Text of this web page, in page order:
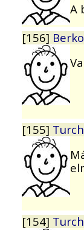
A
[156]
[155]
[154]